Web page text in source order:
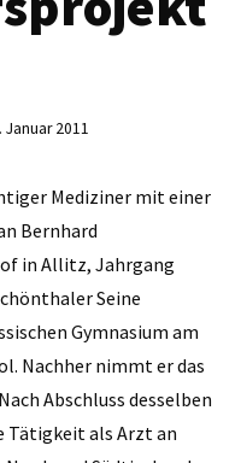
2011
Mediziner mit einer
Bernhard
in Allitz, Jahrgang
Seine
Gymnasium am
Nachher nimmt er das
Abschluss desselben
Tätigkeit als Arzt an